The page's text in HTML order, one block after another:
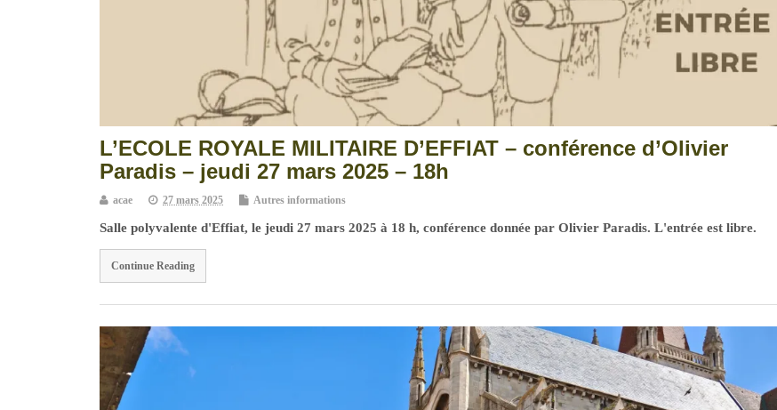
L’ECOLE ROYALE MILITAIRE D’EFFIAT – conférence d’Olivier
Paradis – jeudi 27 mars 2025 – 18h
acae 27 mars 2025 Autres informations
Salle polyvalente d'Effiat, le jeudi 27 mars 2025 à 18 h, conférence donnée par Olivier Paradis. L'entrée est libre.
Continue Reading